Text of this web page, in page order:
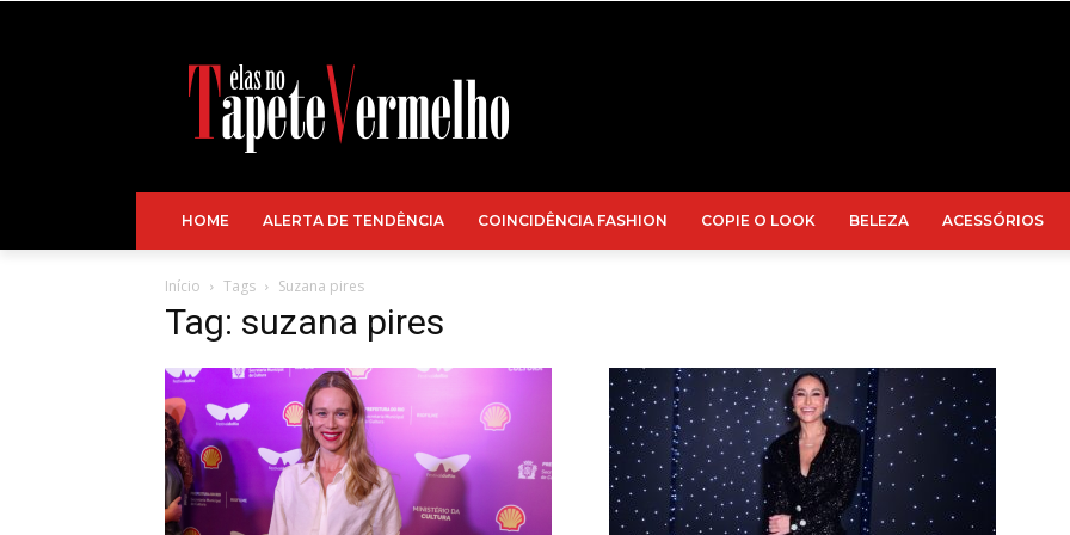
HOME ALERTA DE TENDÊNCIA COINCIDÊNCIA FASHION COPIE O LOOK BELEZA ACESSÓRIOS
Início Tags Suzana pires
Tag: suzana pires